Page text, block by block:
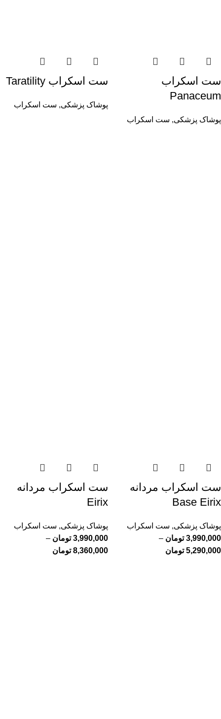
ست اسکراب
Panaceum
پوشاک پزشکی, ست اسکراب
ست اسکراب Taratility
پوشاک پزشکی, ست اسکراب
ست اسکراب مردانه
Base Eirix
پوشاک پزشکی, ست اسکراب
3,990,000 تومان –
5,290,000 تومان
ست اسکراب مردانه
Eirix
پوشاک پزشکی, ست اسکراب
3,990,000 تومان –
8,360,000 تومان